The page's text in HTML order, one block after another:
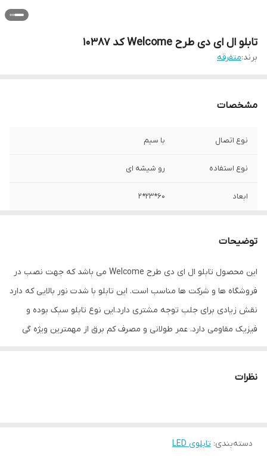
تابلو ال ای دی طرح Welcome کد 10387
برند:متفرقه
مشخصات
نوع اتصال با سیم
نوع استفاده رو شیشه ای
ابعاد 60*23*2
توضیحات
این محصول تابلو ال ای دی طرح Welcome می باشد که جهت نصب در
فروشگاه ها و شرکت ها مناسب است. این تابلو با شدت نور بالایی که دارد
نقش زیادی برای جلب توجه مشتری دارد.این نوع تابلو سبک بوده و
فیزیک مقاومی دارد. عمر طولانی و مصرف کم برق از مهمترین ویژه گی
روی شیشه این تابلو می تواند در هر موقعیتی که لازم باشد آویز شود و
نداشته باشیم. با شدت نور بالا این تابلو روز دید است و بر خلاف نمونه
نظرات
دسته‌بندی: تابلوی LED